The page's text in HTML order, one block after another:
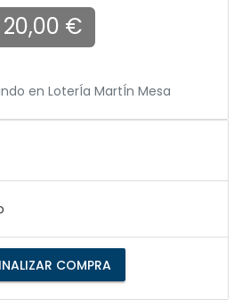
20,00 €
en LoterÍa MartÍn Mesa
COMPRA